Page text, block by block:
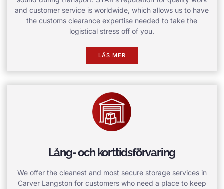
and customer service is worldwide, which allows us to have
the customs clearance expertise needed to take the
logistical stress off of you.
LÄS MER
Lång- och korttidsförvaring
We offer the cleanest and most secure storage services in
Carver Langston for customers who need a place to keep